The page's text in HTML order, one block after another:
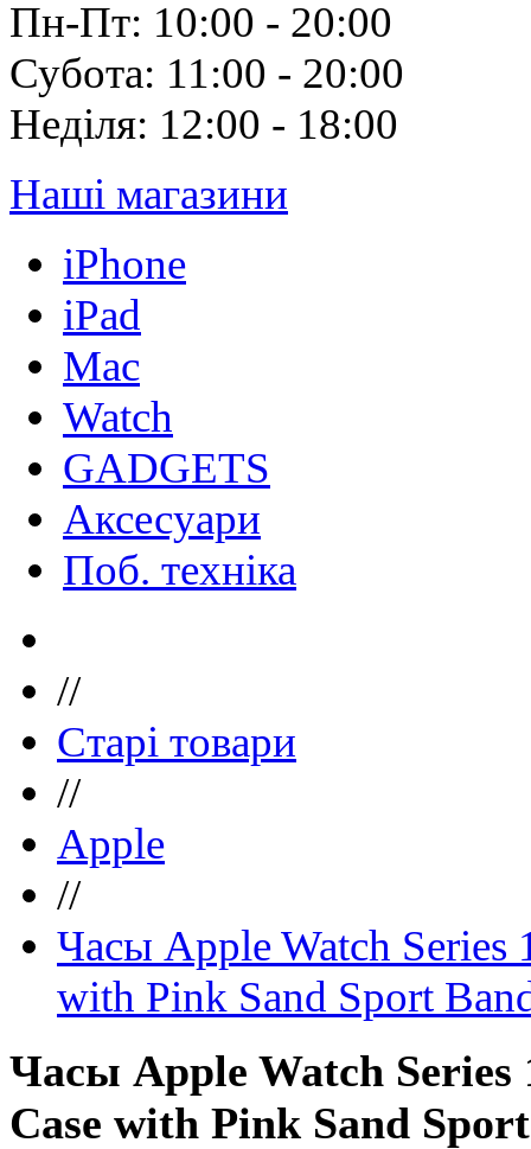
Пн-Пт: 10:00 - 20:00
Субота: 11:00 - 20:00
Неділя: 12:00 - 18:00
Наші магазини
iPhone
iPad
Mac
Watch
GADGETS
Аксесуари
Поб. техніка
//
Старі товари
//
Apple
//
Часы Apple Watch Series
with Pink Sand Sport
Часы Apple Watch Series
Case with Pink Sand